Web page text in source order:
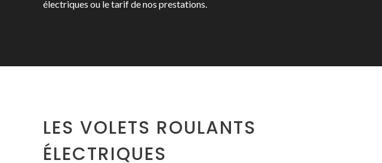
électriques ou le tarif de nos prestations.
LES VOLETS ROULANTS
ÉLECTRIQUES